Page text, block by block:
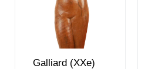
Galliard (XXe)